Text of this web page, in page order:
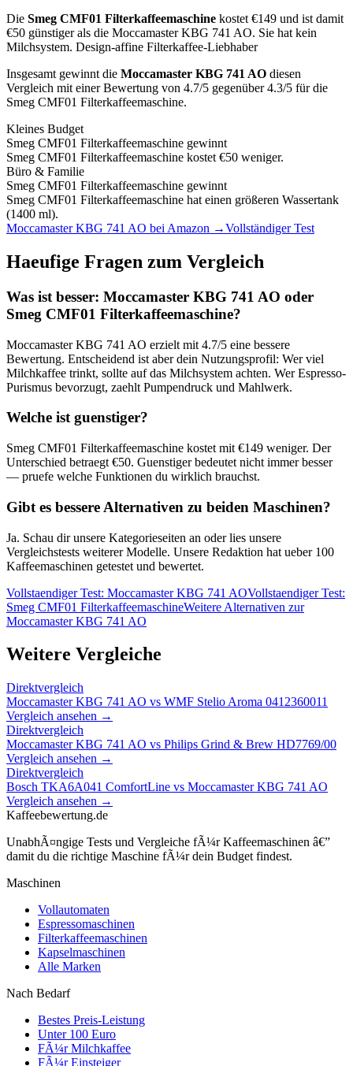
Die Smeg CMF01 Filterkaffeemaschine kostet €149 und ist damit
€50 günstiger als die Moccamaster KBG 741 AO. Sie hat kein
Milchsystem. Design-affine Filterkaffee-Liebhaber
Insgesamt gewinnt die Moccamaster KBG 741 AO diesen
Vergleich mit einer Bewertung von 4.7/5 gegenüber4.3/5 für die
Smeg CMF01 Filterkaffeemaschine.
Kleines Budget
Smeg CMF01 Filterkaffeemaschine gewinnt
Smeg CMF01 Filterkaffeemaschine kostet €50 weniger.
Büro & Familie
Smeg CMF01 Filterkaffeemaschine gewinnt
Smeg CMF01 Filterkaffeemaschine hat einen größeren Wassertank
(1400 ml).
Moccamaster KBG 741 AO bei Amazon →Vollständiger Test
Haeufige Fragen zum Vergleich
Was ist besser: Moccamaster KBG 741 AO oder
Smeg CMF01 Filterkaffeemaschine?
Moccamaster KBG 741 AO erzielt mit 4.7/5 eine bessere
Bewertung. Entscheidend ist aber dein Nutzungsprofil: Wer viel
Milchkaffee trinkt, sollte auf das Milchsystem achten. Wer Espresso-
Purismus bevorzugt, zaehlt Pumpendruck und Mahlwerk.
Welche ist guenstiger?
Smeg CMF01 Filterkaffeemaschine kostet mit €149 weniger. Der
Unterschied betraegt €50. Guenstiger bedeutet nicht immer besser
— pruefe welche Funktionen du wirklich brauchst.
Gibt es bessere Alternativen zu beiden Maschinen?
Ja. Schau dir unsere Kategorieseiten an oder lies unsere
Vergleichstests weiterer Modelle. Unsere Redaktion hat ueber 100
Kaffeemaschinen getestet und bewertet.
Vollstaendiger Test: Moccamaster KBG 741 AOVollstaendiger Test:
Smeg CMF01 FilterkaffeemaschineWeitere Alternativen zur
Moccamaster KBG 741 AO
Weitere Vergleiche
Direktvergleich
Moccamaster KBG 741 AO vs WMF Stelio Aroma 0412360011
Vergleich ansehen →
Direktvergleich
Moccamaster KBG 741 AO vs Philips Grind & Brew HD7769/00
Vergleich ansehen →
Direktvergleich
Bosch TKA6A041 ComfortLine vs Moccamaster KBG 741 AO
Vergleich ansehen →
Kaffeebewertung.de
UnabhÃ¤ngige Tests und Vergleiche fÃ¼r Kaffeemaschinen â€”
damit du die richtige Maschine fÃ¼r dein Budget findest.
Maschinen
Vollautomaten
Espressomaschinen
Filterkaffeemaschinen
Kapselmaschinen
Alle Marken
Nach Bedarf
Bestes Preis-Leistung
Unter 100 Euro
FÃ¼r Milchkaffee
FÃ¼r Einsteiger